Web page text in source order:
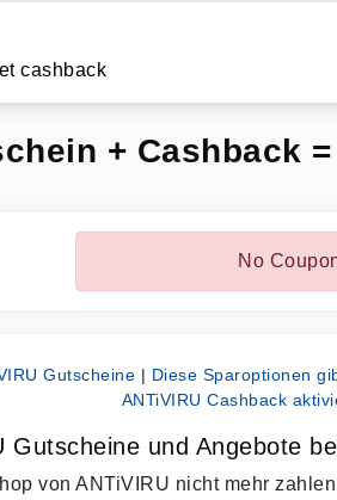
cashback
+ Cashback
No
Gutscheine | Diese Sparoptionen
ANTiVIRU Cashback
Gutscheine und Angebote
von ANTiVIRU nicht mehr